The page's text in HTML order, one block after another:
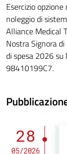
Esercizio
noleggio di
Alliance Medical
Nostra Signora
di spesa 2026 su
98410199C7.
28
05/2026